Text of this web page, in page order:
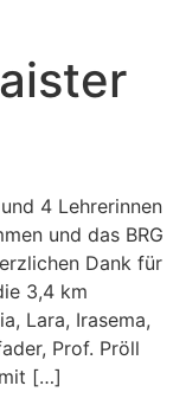
4 Lehrerinnen
und das BRG
Dank für
3,4 km
Lara, Irasema,
Prof. Pröll
[…]